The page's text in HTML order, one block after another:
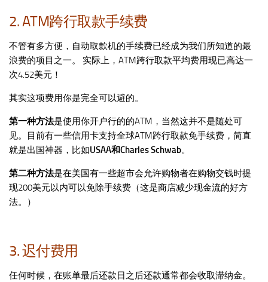
2. ATM跨行取款手续费
不管有多方便，自动取款机的手续费已经成为我们所知道的最
浪费的项目之一。 实际上，ATM跨行取款平均费用现已高达一
次4.52美元！
其实这项费用你是完全可以避的。
第一种方法是使用你开户行的的ATM，当然这并不是随处可
见。目前有一些信用卡支持全球ATM跨行取款免手续费，简直
就是出国神器，比如USAA和Charles Schwab。
第二种方法是在美国有一些超市会允许购物者在购物交钱时提
现200美元以内可以免除手续费（这是商店减少现金流的好方
法。）
3. 迟付费用
任何时候，在账单最后还款日之后还款通常都会收取滞纳金。